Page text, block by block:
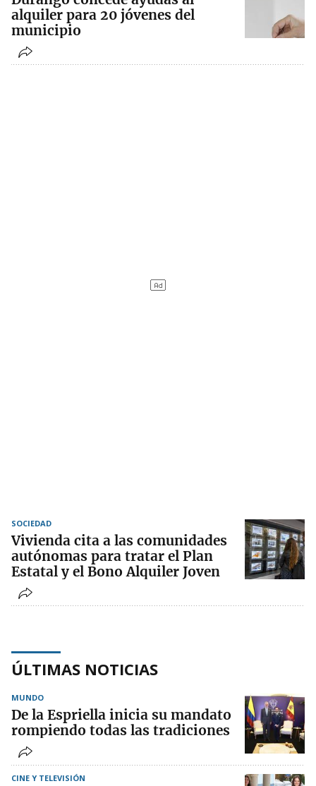
alquiler para 20 jóvenes del
municipio
SOCIEDAD
Vivienda cita a las comunidades
autónomas para tratar el Plan
Estatal y el Bono Alquiler Joven
ÚLTIMAS NOTICIAS
MUNDO
De la Espriella inicia su mandato
rompiendo todas las tradiciones
CINE Y TELEVISIÓN